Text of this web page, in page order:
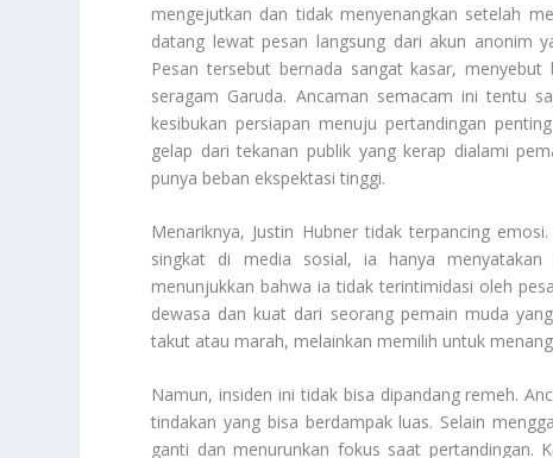
mengejutkan dan tidak menyenangkan setelah
datang lewat pesan langsung dari akun anonim
Pesan tersebut bernada sangat kasar,
seragam Garuda. Ancaman semacam ini tentu
kesibukan persiapan menuju pertandingan
gelap dari tekanan publik yang kerap dialami
punya beban ekspektasi tinggi.
Menariknya, Justin Hubner tidak terpancing
singkat di media sosial, ia hanya
menunjukkan bahwa ia tidak terintimidasi oleh
dewasa dan kuat dari seorang pemain muda
takut atau marah, melainkan memilih untuk
Namun, insiden ini tidak bisa dipandang remeh.
tindakan yang bisa berdampak luas. Selain
ganti dan menurunkan fokus saat pertandingan.